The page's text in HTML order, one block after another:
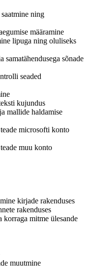
ning
määramine
lipuga ning oluliseks
sõnade
seaded
kujundus
mallide haldamise
microsofti konto
muu konto
kirjade rakenduses
rakenduses
korraga mitme ülesande
muutmine